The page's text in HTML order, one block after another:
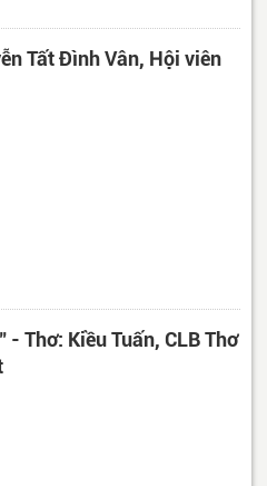
Tất Đình Vân, Hội viên
Thơ: Kiều Tuấn, CLB Thơ